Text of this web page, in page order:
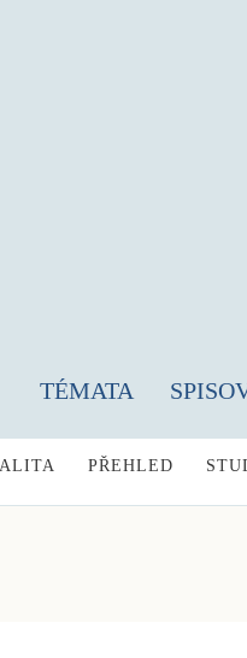
TÉMATA
PŘEHLED